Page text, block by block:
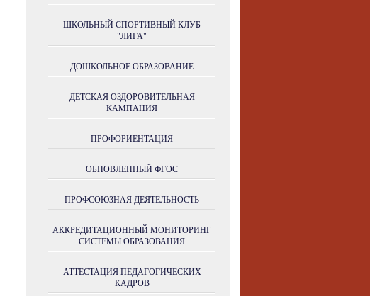
ШКОЛЬНЫЙ СПОРТИВНЫЙ КЛУБ
"ЛИГА"
ДОШКОЛЬНОЕ ОБРАЗОВАНИЕ
ДЕТСКАЯ ОЗДОРОВИТЕЛЬНАЯ
КАМПАНИЯ
ПРОФОРИЕНТАЦИЯ
ОБНОВЛЕННЫЙ ФГОС
ПРОФСОЮЗНАЯ ДЕЯТЕЛЬНОСТЬ
АККРЕДИТАЦИОННЫЙ МОНИТОРИНГ
СИСТЕМЫ ОБРАЗОВАНИЯ
АТТЕСТАЦИЯ ПЕДАГОГИЧЕСКИХ
КАДРОВ